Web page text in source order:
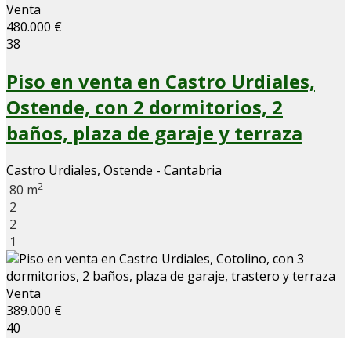
Venta
480.000 €
38
Piso en venta en Castro Urdiales,
Ostende, con 2 dormitorios, 2
baños, plaza de garaje y terraza
Castro Urdiales, Ostende - Cantabria
80 m2
2
2
1
Venta
389.000 €
40